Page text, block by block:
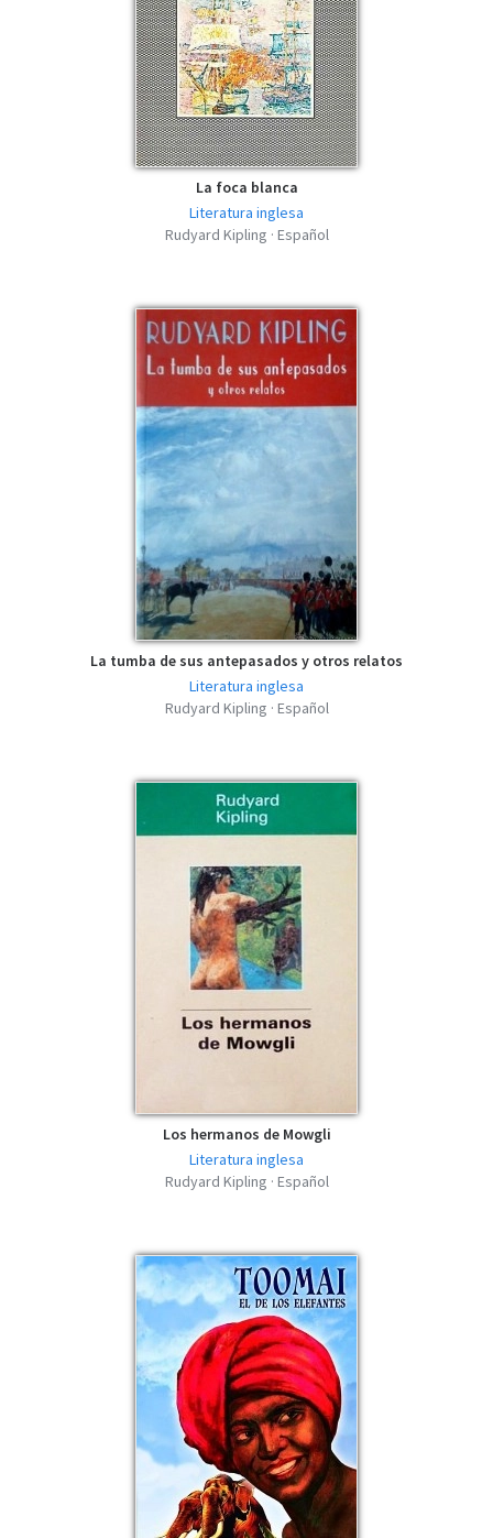
La foca blanca
Literatura inglesa
Rudyard Kipling · Español
La tumba de sus antepasados y otros relatos
Literatura inglesa
Rudyard Kipling · Español
Los hermanos de Mowgli
Literatura inglesa
Rudyard Kipling · Español